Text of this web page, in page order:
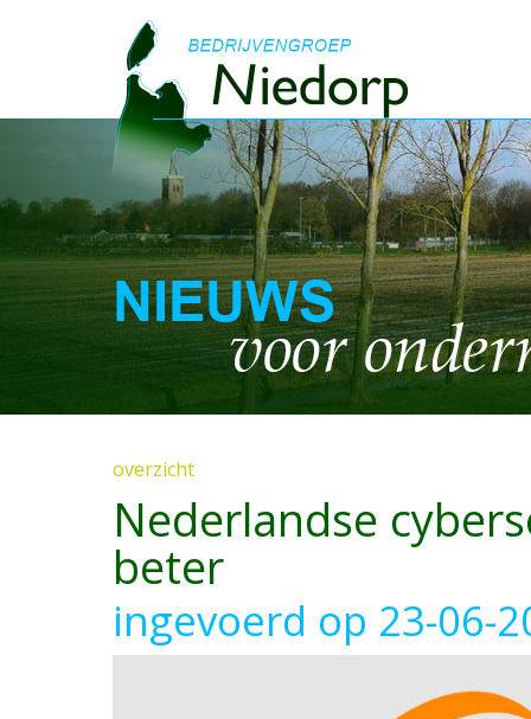
overzicht
Nederlandse
beter
ingevoerd op 23-06-